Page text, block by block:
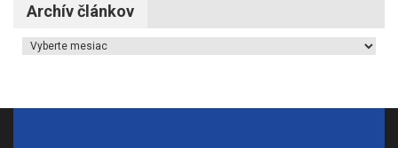
Archív článkov
Archív článkov